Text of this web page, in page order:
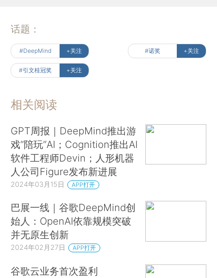
话题：
#DeepMind +关注 #诺奖 +关注
#引文桂冠奖 +关注
相关阅读
GPT周报｜DeepMind推出游
戏“陪玩”AI；Cognition推出AI
软件工程师Devin；人形机器
人公司Figure发布新进展
2024年03月15日 APP打开
巴展一线｜谷歌DeepMind创
始人：OpenAI依靠规模突破
并无原生创新
2024年02月27日 APP打开
谷歌云业务首次盈利